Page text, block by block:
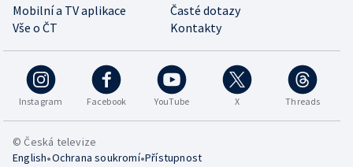
Mobilní a TV aplikace
Časté dotazy
Vše o ČT
Kontakty
Instagram Facebook YouTube X Threads
© Česká televize
English•Ochrana soukromí•Přístupnost